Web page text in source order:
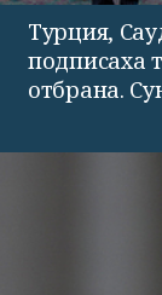
Турция,
подписаха
отбрана.